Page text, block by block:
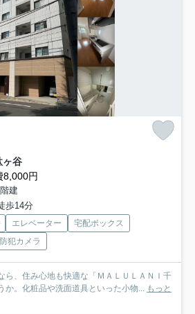
ヶ谷
8,000円
建
歩14分
エレベーター
宅配ボックス
防犯カメラ
ら、住み心地も快適な「ＭＡＬＵＬＡＮＩ千
か。化粧品や洗面道具といった小物...
もっと